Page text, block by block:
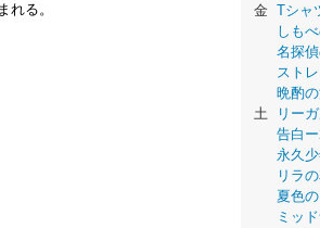
れる。
金 Tシャ
しも
名探
スト
晩酌
土
リー
告白
永久
リラ
夏色
ミッ